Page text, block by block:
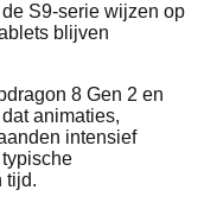
S9‑serie wijzen op
blijven
8 Gen 2 en
animaties,
intensief
tijd.